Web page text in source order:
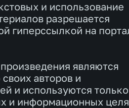
и использование
разрешается
гиперссылкой на
являются
авторов и
и используются
и информационных